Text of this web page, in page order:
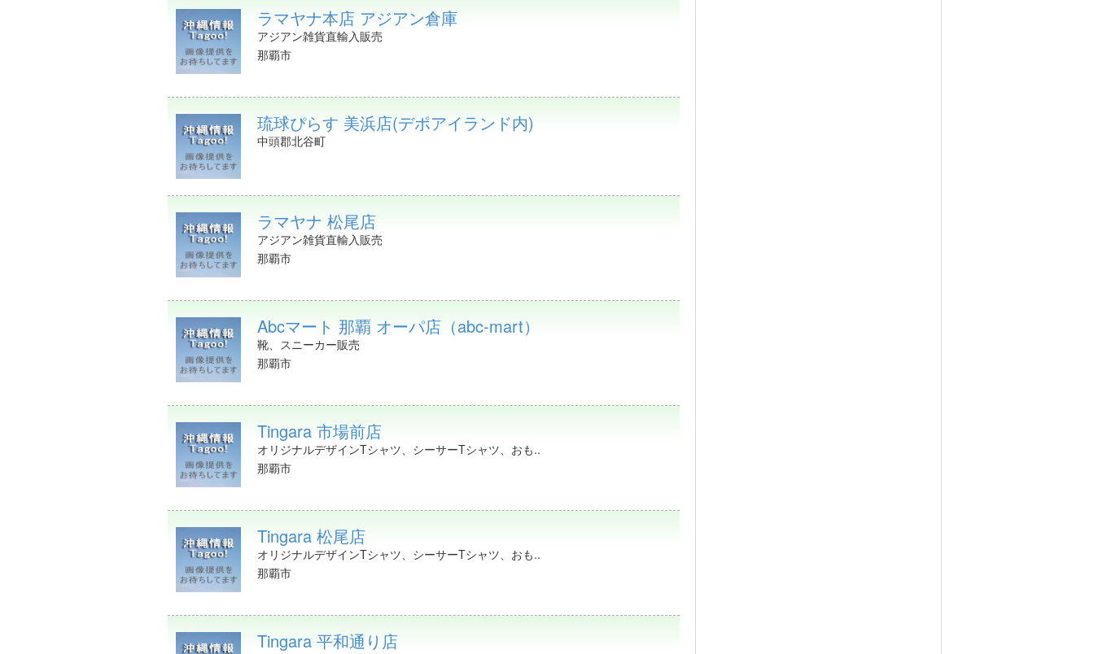
ラマヤナ本店 アジアン倉庫
アジアン雑貨直輸入販売
那覇市
琉球ぴらす 美浜店(デポアイランド内)
中頭郡北谷町
ラマヤナ 松尾店
アジアン雑貨直輸入販売
那覇市
Abcマート 那覇 オーパ店（abc-mart）
靴、スニーカー販売
那覇市
Tingara 市場前店
オリジナルデザインTシャツ、シーサーTシャツ、おも..
那覇市
Tingara 松尾店
オリジナルデザインTシャツ、シーサーTシャツ、おも..
那覇市
Tingara 平和通り店